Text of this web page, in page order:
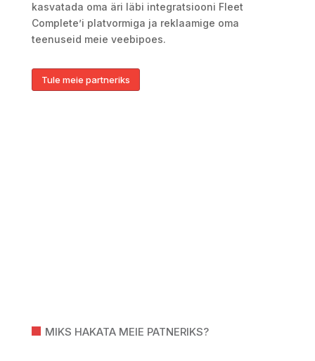
kasvatada oma äri läbi integratsiooni Fleet
Complete’i platvormiga ja reklaamige oma
teenuseid meie veebipoes.
Tule meie partneriks
MIKS HAKATA MEIE PATNERIKS?